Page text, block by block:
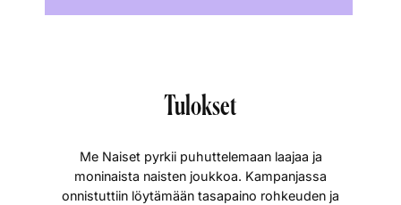
Tulokset
Me Naiset pyrkii puhuttelemaan laajaa ja
moninaista naisten joukkoa. Kampanjassa
onnistuttiin löytämään tasapaino rohkeuden ja